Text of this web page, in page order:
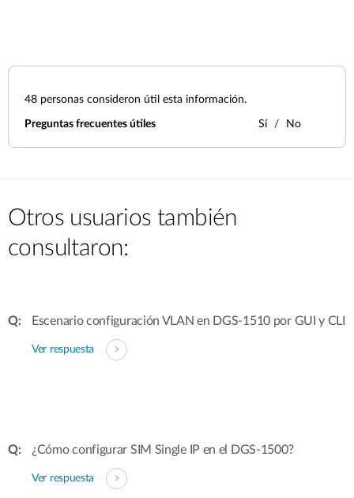
48 personas consideron útil esta información.
Preguntas frecuentes útiles Sí No
Otros usuarios también
consultaron:
Escenario configuración VLAN en DGS-1510 por GUI y CLI
Ver respuesta
¿Cómo configurar SIM Single IP en el DGS-1500?
Ver respuesta